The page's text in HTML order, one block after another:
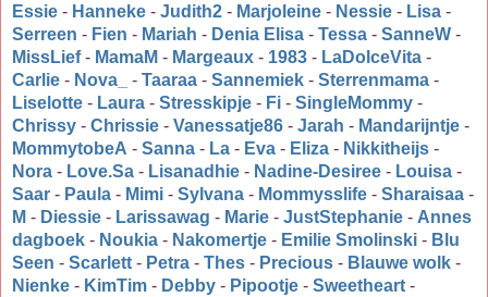
Essie - Hanneke - Judith2 - Marjoleine - Nessie - Lisa -
Serreen - Fien - Mariah - Denia Elisa - Tessa - SanneW -
MissLief- MamaM - Margeaux - 1983 - LaDolceVita -
Carlie - Nova_ - Taaraa - Sannemiek - Sterrenmama -
Liselotte - Laura - Stresskipje - Fi - SingleMommy -
Chrissy - Chrissie - Vanessatje86 - Jarah - Mandarijntje -
MommytobeA - Sanna - La - Eva - Eliza - Nikkitheijs -
Nora - Love.Sa - Lisanadhie - Nadine-Desiree - Louisa -
Saar - Paula - Mimi - Sylvana - Mommysslife - Sharaisaa -
M - Diessie - Larissawag - Marie - JustStephanie - Annes
dagboek - Noukia - Nakomertje - Emilie Smolinski - Blu
Seen - Scarlett - Petra - Thes - Precious - Blauwe wolk -
Nienke - KimTim - Debby - Pipootje - Sweetheart -